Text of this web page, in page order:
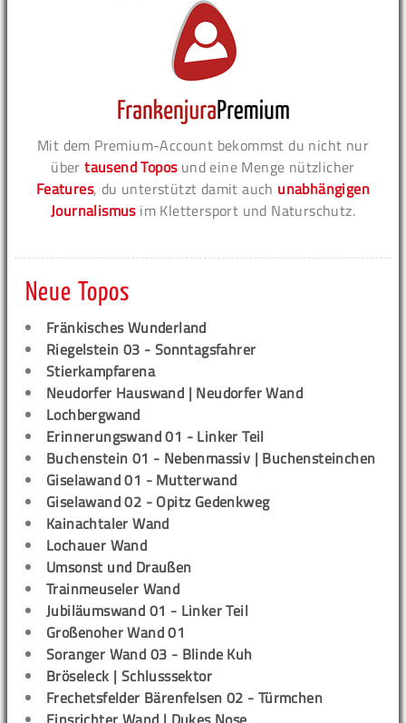
Mit dem Premium-Account bekommst du nicht nur
übertausend Toposund eine Menge nützlicher
Features, du unterstützt damit auch unabhängigen
Journalismusim Klettersport und Naturschutz.
Neue Topos
Fränkisches Wunderland
Riegelstein 03 - Sonntagsfahrer
Stierkampfarena
Neudorfer Hauswand | Neudorfer Wand
Lochbergwand
Erinnerungswand 01 - Linker Teil
Buchenstein 01 - Nebenmassiv | Buchensteinchen
Giselawand 01 - Mutterwand
Giselawand 02 - Opitz Gedenkweg
Kainachtaler Wand
Lochauer Wand
Umsonst und Draußen
Trainmeuseler Wand
Jubiläumswand 01 - Linker Teil
Großenoher Wand 01
Soranger Wand 03 - Blinde Kuh
Bröseleck | Schlusssektor
Frechetsfelder Bärenfelsen 02 - Türmchen